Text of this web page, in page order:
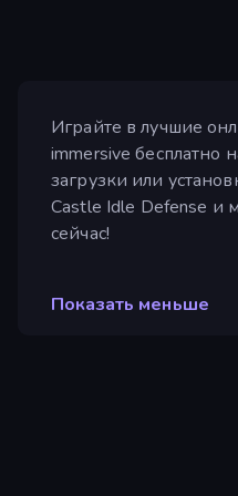
Играйте в лучшие
immersive бесплатно
загрузки или
Castle Idle Defense и
сейчас!
Показать меньше